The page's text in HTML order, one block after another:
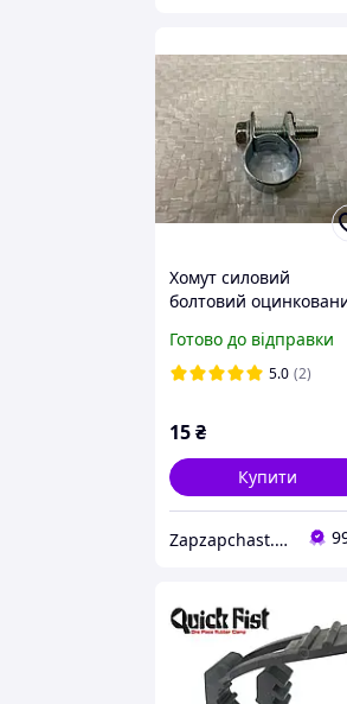
Хомут силовий
болтовий
Готово до відправки
5.0 (2)
15₴
Купити
Zapzapchast.com.ua Интернет Магазин Автозапчастей